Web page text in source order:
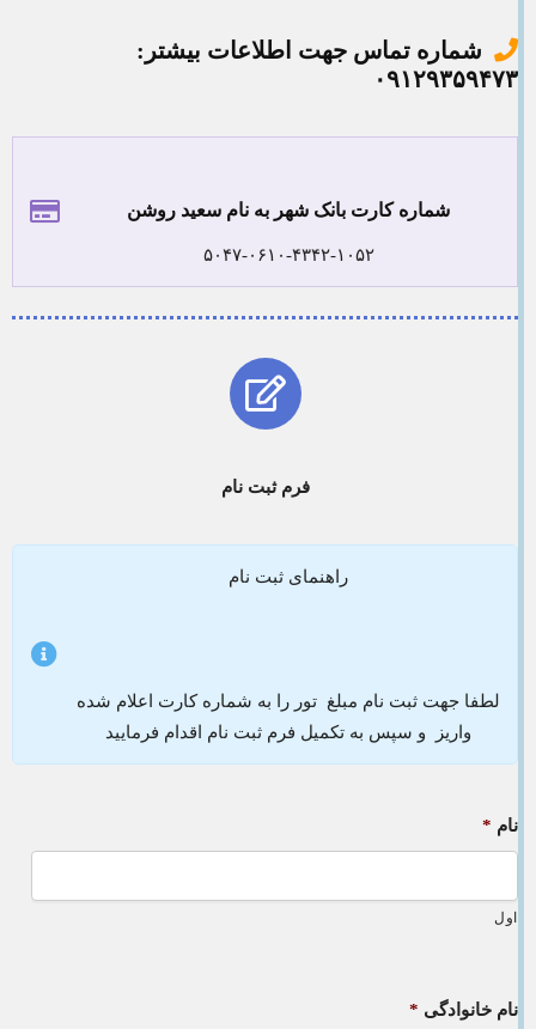
شماره تماس جهت اطلاعات بیشتر:
۰۹۱۲۹۳۵۹۴۷۳
شماره کارت بانک شهر به نام سعید روشن
۵۰۴۷-۰۶۱۰-۴۳۴۲-۱۰۵۲
فرم ثبت نام
راهنمای ثبت نام
لطفا جهت ثبت نام مبلغ تور را به شماره کارت اعلام شده
واریز و سپس به تکمیل فرم ثبت نام اقدام فرمایید
نام *
اول
نام خانوادگی *